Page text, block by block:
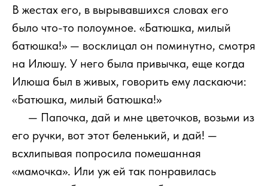
В жестах его, в вырывавшихся словах его
было что-то полоумное. «Батюшка, милый
батюшка!» — восклицал он поминутно, смотря
на Илюшу. У него была привычка, еще когда
Илюша был в живых, говорить ему ласкаючи:
«Батюшка, милый батюшка!»
— Папочка, дай и мне цветочков, возьми из
его ручки, вот этот беленький, и дай! —
всхлипывая попросила помешанная
«мамочка». Или уж ей так понравилась